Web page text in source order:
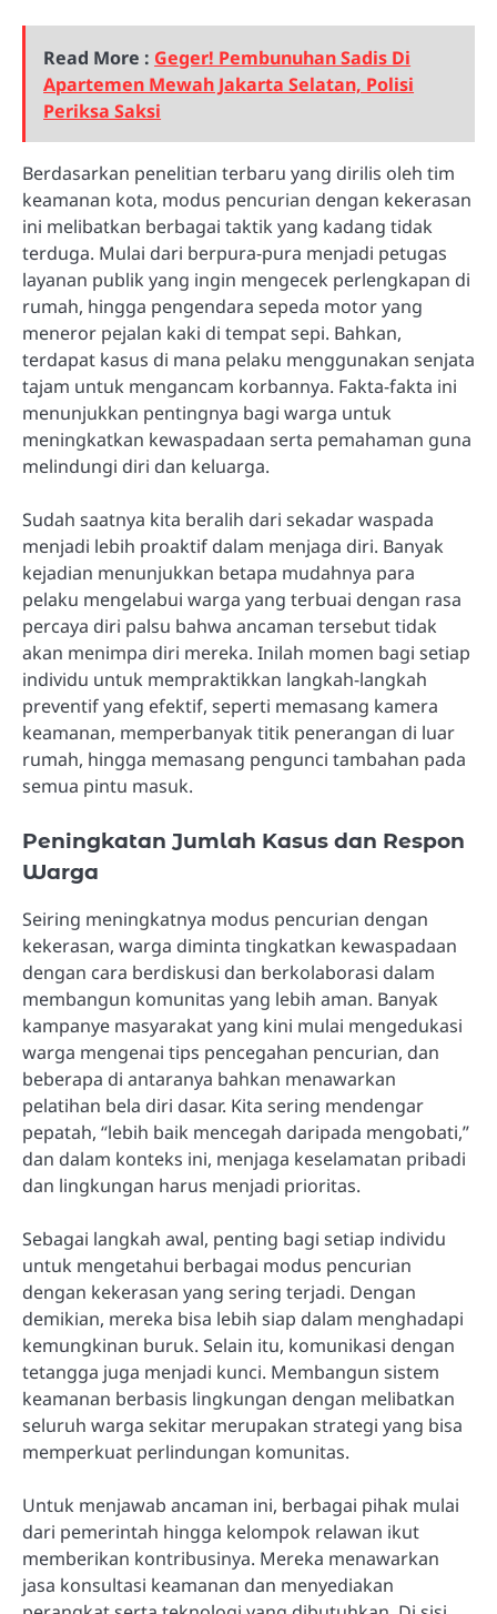
Read More : Geger! Pembunuhan Sadis Di
Apartemen Mewah Jakarta Selatan, Polisi
Periksa Saksi
Berdasarkan penelitian terbaru yang dirilis oleh tim
keamanan kota, modus pencurian dengan kekerasan
ini melibatkan berbagai taktik yang kadang tidak
terduga. Mulai dari berpura-pura menjadi petugas
layanan publik yang ingin mengecek perlengkapan di
rumah, hingga pengendara sepeda motor yang
meneror pejalan kaki di tempat sepi. Bahkan,
terdapat kasus di mana pelaku menggunakan senjata
tajam untuk mengancam korbannya. Fakta-fakta ini
menunjukkan pentingnya bagi warga untuk
meningkatkan kewaspadaan serta pemahaman guna
melindungi diri dan keluarga.
Sudah saatnya kita beralih dari sekadar waspada
menjadi lebih proaktif dalam menjaga diri. Banyak
kejadian menunjukkan betapa mudahnya para
pelaku mengelabui warga yang terbuai dengan rasa
percaya diri palsu bahwa ancaman tersebut tidak
akan menimpa diri mereka. Inilah momen bagi setiap
individu untuk mempraktikkan langkah-langkah
preventif yang efektif, seperti memasang kamera
keamanan, memperbanyak titik penerangan di luar
rumah, hingga memasang pengunci tambahan pada
semua pintu masuk.
Peningkatan Jumlah Kasus dan Respon
Warga
Seiring meningkatnya modus pencurian dengan
kekerasan, warga diminta tingkatkan kewaspadaan
dengan cara berdiskusi dan berkolaborasi dalam
membangun komunitas yang lebih aman. Banyak
kampanye masyarakat yang kini mulai mengedukasi
warga mengenai tips pencegahan pencurian, dan
beberapa di antaranya bahkan menawarkan
pelatihan bela diri dasar. Kita sering mendengar
pepatah, “lebih baik mencegah daripada mengobati,”
dan dalam konteks ini, menjaga keselamatan pribadi
dan lingkungan harus menjadi prioritas.
Sebagai langkah awal, penting bagi setiap individu
untuk mengetahui berbagai modus pencurian
dengan kekerasan yang sering terjadi. Dengan
demikian, mereka bisa lebih siap dalam menghadapi
kemungkinan buruk. Selain itu, komunikasi dengan
tetangga juga menjadi kunci. Membangun sistem
keamanan berbasis lingkungan dengan melibatkan
seluruh warga sekitar merupakan strategi yang bisa
memperkuat perlindungan komunitas.
Untuk menjawab ancaman ini, berbagai pihak mulai
dari pemerintah hingga kelompok relawan ikut
memberikan kontribusinya. Mereka menawarkan
jasa konsultasi keamanan dan menyediakan